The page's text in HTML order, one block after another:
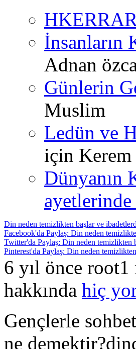
İnsanların
Adnan
Günlerin
Muslim
Ledün ve
için Kerem
Dünyanın
Din neden temizlikten başlar ve
Facebook'da Paylaş: Din neden
Twitter'da Paylaş: Din neden temizlikten
Pinterest'da Paylaş: Din neden
6 yıl önce root1
hakkında hiç
Gençlerle
ne